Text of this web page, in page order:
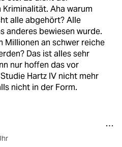
Aha warum
alle abgehört? Alle
anderes bewiesen wurde.
Millionen an schwer reiche
Das ist alles sehr
nur hoffen das vor
Hartz IV nicht mehr
nicht in der Form.